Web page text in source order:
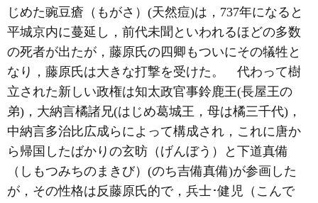
じめた豌豆瘡（もがさ）(天然痘)は，737年になると
平城京内に蔓延し，前代未聞といわれるほどの多数
の死者が出たが，藤原氏の四卿もついにその犠牲と
なり，藤原氏は大きな打撃を受けた。 代わって樹
立された新しい政権は知太政官事鈴鹿王(長屋王の
弟)，大納言橘諸兄(はじめ葛城王，母は橘三千代)，
中納言多治比広成らによって構成され，これに唐か
ら帰国したばかりの玄昉（げんぼう）と下道真備
（しもつみちのまきび）(のち吉備真備)が参画した
が，その性格は反藤原氏的で，兵士･健児（こんで